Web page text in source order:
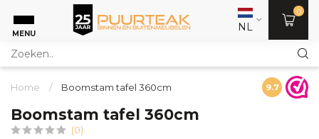
MENU NL
0
Home / Boomstam tafel 360cm 9.7
Boomstam tafel 360cm
(0)